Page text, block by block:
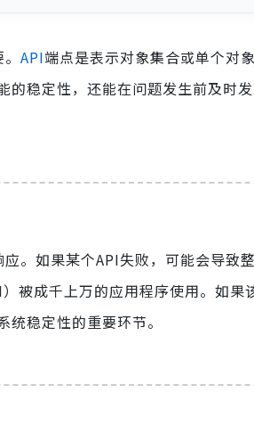
API端点是表示对象集合或单个对
的稳定性，还能在问题发生前及时
。如果某个API失败，可能会导致
被成千上万的应用程序使用。如果
稳定性的重要环节。